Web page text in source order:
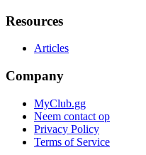
Resources
Articles
Company
MyClub.gg
Neem contact op
Privacy Policy
Terms of Service